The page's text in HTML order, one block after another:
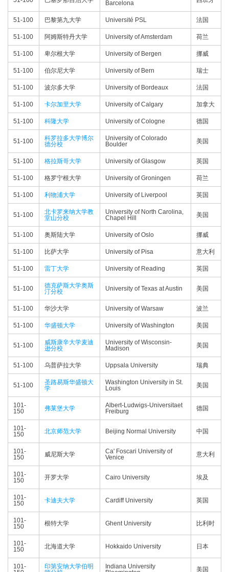
Barcelona
51-100 巴黎第九大学 Université PSL 法国
51-100 阿姆斯特丹大学 University of Amsterdam 荷兰
51-100 卑尔根大学 University of Bergen 挪威
51-100 伯尔尼大学 University of Bern 瑞士
51-100 波尔多大学 University of Bordeaux 法国
51-100 卡尔加里大学 University of Calgary 加拿大
51-100 科隆大学 University of Cologne 德国
51-100
科罗拉多大学博尔
德分校
University of Colorado
Boulder
美国
51-100 格拉斯哥大学 University of Glasgow 英国
51-100 格罗宁根大学 University of Groningen 荷兰
51-100 利物浦大学 University of Liverpool 英国
51-100
北卡罗来纳大学教
堂山分校
University of North Carolina,
Chapel Hill
美国
51-100 奥斯陆大学 University of Oslo 挪威
51-100 比萨大学 University of Pisa 意大利
51-100 雷丁大学 University of Reading 英国
51-100
德克萨斯大学奥斯
汀分校
University of Texas at Austin 美国
51-100 华沙大学 University of Warsaw 波兰
51-100 华盛顿大学 University of Washington 美国
51-100
威斯康辛大学麦迪
逊分校
University of Wisconsin-
Madison
美国
51-100 乌普萨拉大学 Uppsala University 瑞典
51-100
圣路易斯华盛顿大
学
Washington University in St.
Louis
美国
101-
150
弗莱堡大学
Albert-Ludwigs-Universitaet
Freiburg
德国
101-
150
北京师范大学 Beijing Normal University 中国
101-
150
威尼斯大学
Ca' Foscari University of
Venice
意大利
101-
150
开罗大学 Cairo University 埃及
101-
150
卡迪夫大学 Cardiff University 英国
101-
150
根特大学 Ghent University 比利时
101-
150
北海道大学 Hokkaido University 日本
101-
印第安纳大学伯明
Indiana University
美国